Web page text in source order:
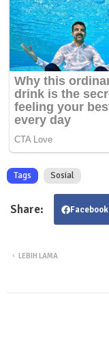
Tags Sosial
Facebook
LEBIH LAMA